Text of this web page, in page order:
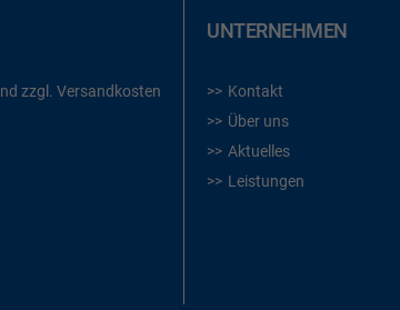
zzgl. Versandkosten
UNTERNEHMEN
Kontakt
Über uns
Aktuelles
Leistungen